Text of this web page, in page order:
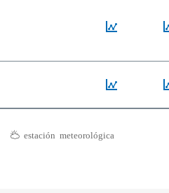
estación meteorológica